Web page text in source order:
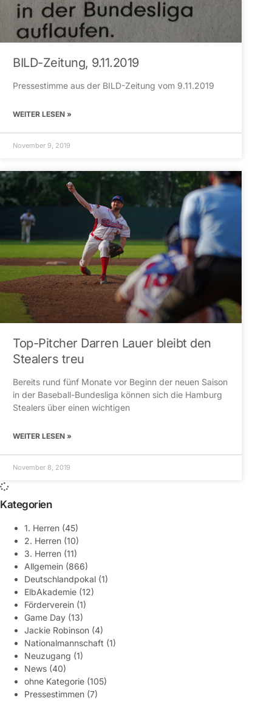
BILD-Zeitung, 9.11.2019
Pressestimme aus der BILD-Zeitung vom 9.11.2019
WEITER LESEN »
November 9, 2019
Top-Pitcher Darren Lauer bleibt den
Stealers treu
Bereits rund fünf Monate vor Beginn der neuen Saison
in der Baseball-Bundesliga können sich die Hamburg
Stealers über einen wichtigen
WEITER LESEN »
November 8, 2019
Kategorien
1. Herren (45)
2. Herren (10)
3. Herren (11)
Allgemein (866)
Deutschlandpokal (1)
ElbAkademie (12)
Förderverein (1)
Game Day (13)
Jackie Robinson (4)
Nationalmannschaft (1)
Neuzugang (1)
News (40)
ohne Kategorie (105)
Pressestimmen (7)